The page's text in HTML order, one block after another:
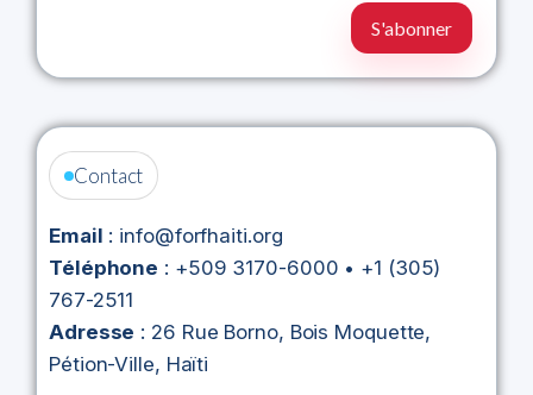
Contact
Email : info@forfhaiti.org
Téléphone : +509 3170-6000 • +1 (305)
767-2511
Adresse : 26 Rue Borno, Bois Moquette,
Pétion-Ville, Haïti